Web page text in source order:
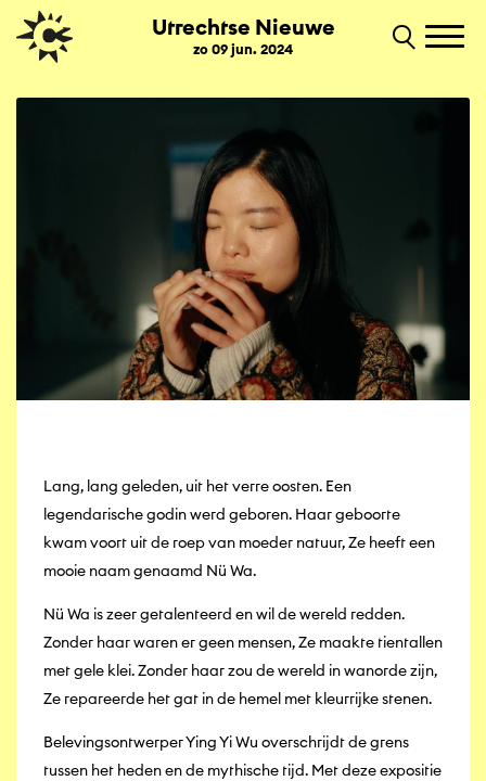
Utrechtse Nieuwe
zo 09 jun. 2024
Lang, lang geleden, uit het verre oosten. Een
legendarische godin werd geboren. Haar geboorte
kwam voort uit de roep van moeder natuur, Ze heeft een
mooie naam genaamd Nü Wa.
Nü Wa is zeer getalenteerd en wil de wereld redden.
Zonder haar waren er geen mensen, Ze maakte tientallen
met gele klei. Zonder haar zou de wereld in wanorde zijn,
Ze repareerde het gat in de hemel met kleurrijke stenen.
Belevingsontwerper Ying Yi Wu overschrijdt de grens
tussen het heden en de mythische tijd. Met deze expositie